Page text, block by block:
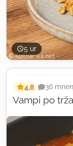
5 ur
Vampi po
4,8 36